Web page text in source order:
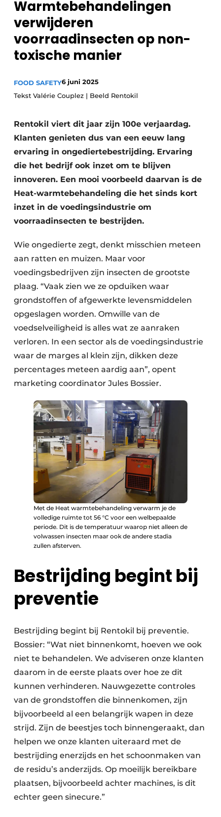
Privacy / Cookie statement
Vacature aanmelden
Vacatures
Video’s
Warmtebehandelingen
verwijderen
voorraadinsecten op non-
toxische manier
FOOD SAFETY6 juni 2025
Tekst Valérie Couplez | Beeld Rentokil
Rentokil viert dit jaar zijn 100e verjaardag.
Klanten genieten dus van een eeuw lang
ervaring in ongediertebestrijding. Ervaring
die het bedrijf ook inzet om te blijven
innoveren. Een mooi voorbeeld daarvan is de
Heat-warmtebehandeling die het sinds kort
inzet in de voedingsindustrie om
voorraadinsecten te bestrijden.
Wie ongedierte zegt, denkt misschien meteen
aan ratten en muizen. Maar voor
voedingsbedrijven zijn insecten de grootste
plaag. “Vaak zien we ze opduiken waar
grondstoffen of afgewerkte levensmiddelen
opgeslagen worden. Omwille van de
voedselveiligheid is alles wat ze aanraken
verloren. In een sector als de voedingsindustrie
waar de marges al klein zijn, dikken deze
percentages meteen aardig aan”, opent
marketing coordinator Jules Bossier.
Met de Heat warmtebehandeling verwarm je de
volledige ruimte tot 56 °C voor een welbepaalde
periode. Dit is de temperatuur waarop niet alleen de
volwassen insecten maar ook de andere stadia
zullen afsterven.
Bestrijding begint bij
preventie
Bestrijding begint bij Rentokil bij preventie.
Bossier: “Wat niet binnenkomt, hoeven we ook
niet te behandelen. We adviseren onze klanten
daarom in de eerste plaats over hoe ze dit
kunnen verhinderen. Nauwgezette controles
van de grondstoffen die binnenkomen, zijn
bijvoorbeeld al een belangrijk wapen in deze
strijd. Zijn de beestjes toch binnengeraakt, dan
helpen we onze klanten uiteraard met de
bestrijding enerzijds en het schoonmaken van
de residu’s anderzijds. Op moeilijk bereikbare
plaatsen, bijvoorbeeld achter machines, is dit
echter geen sinecure.”